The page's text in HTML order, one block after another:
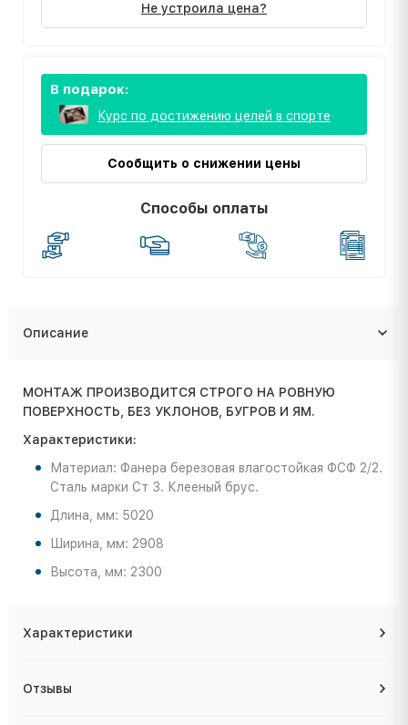
Не устроила цена?
В подарок:
Курс по достижению целей в спорте
Сообщить о снижении цены
Способы оплаты
Описание
МОНТАЖ ПРОИЗВОДИТСЯ СТРОГО НА РОВНУЮ
ПОВЕРХНОСТЬ, БЕЗ УКЛОНОВ, БУГРОВ И ЯМ.
Характеристики:
Материал: Фанера березовая влагостойкая ФСФ 2/2.
Сталь марки Ст 3. Клееный брус.
Длина, мм: 5020
Ширина, мм: 2908
Высота, мм: 2300
Характеристики
Отзывы